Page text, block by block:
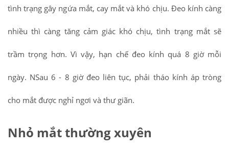
tình trạng gây ngứa mắt, cay mắt và khó chịu. Đeo kính càng
nhiều thì càng tăng cảm giác khó chịu, tình trạng mắt sẽ
trầm trọng hơn. Vì vậy, hạn chế đeo kính quá 8 giờ mỗi
ngày. NSau 6 - 8 giờ đeo liên tục, phải tháo kính áp tròng
cho mắt được nghỉ ngơi và thư giãn.
Nhỏ mắt thường xuyên